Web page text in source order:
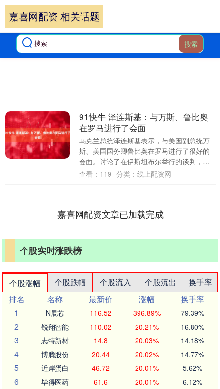
搜索
嘉喜网配资 相关话题
91快牛 泽连斯基：与万斯、鲁比奥
在罗马进行了会面
乌克兰总统泽连斯基表示，与美国副总统万
斯、美国国务卿鲁比奥在罗马进行了很好的
会面。讨论了在伊斯坦布尔举行的谈判，俄
罗斯派出的代表团级别较低，没有决策权。
查看： 119 分类： 线上配资网
嘉喜网配资文章已加载完成
个股实时涨跌榜
个股涨幅 个股跌幅 个股流入 个股流出
换手率
排名
名称 最新价 涨幅
换手率
1
N展芯 116.52 396.89% 79.39%
2 锐翔智能 110.02 20.21% 16.80%
3 志特新材 14.8 20.03% 14.18%
4 博腾股份 20.44 20.02% 14.77%
5 近岸蛋白 46.72 20.01% 5.62%
6 毕得医药 61.6 20.01% 6.12%